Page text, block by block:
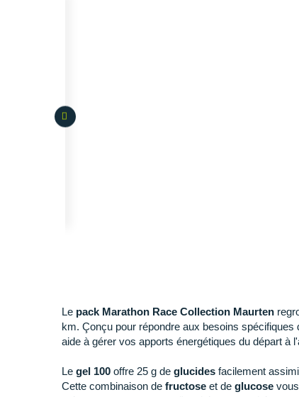
Le pack Marathon Race Collection Maurten
km. Çonçu pour répondre aux besoins spécifiques
aide à gérer vos apports énergétiques du départ à
Le gel 100 offre 25 g de glucides facilement
Cette combinaison de fructose et de glucose